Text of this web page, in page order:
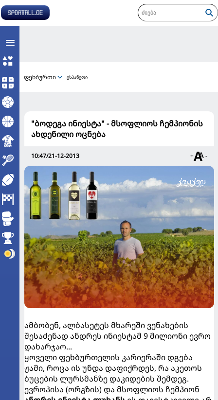
ფეხბურთი ესპანეთი
"ბო­დე­გა ინი­ეს­ტა" - მსოფ­ლი­ოს ჩემ­პი­ო­ნის
ახ­დე­ნი­ლი ოც­ნე­ბა
10:47/21-12-2013 + -
ამბობენ, ალბასეტეს მხარეში ვენახების
შესაძენად ანდრეს ინიესტამ 9 მილიონი ევრო
დახარჯაო...
ყოველი ფეხბურთელის კარიერაში დგება
ჟამი, როცა ის უნდა დაფიქრდეს, რა აკეთოს
ბუცების ლურსმანზე დაკიდების შემდეგ.
ევროპისა (ორგზის) და მსოფლიოს ჩემპიონ